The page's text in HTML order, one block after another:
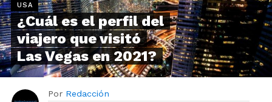
USA
¿Cuál es el perfil del
viajero que visitó
Las Vegas en 2021?
Por Redacción